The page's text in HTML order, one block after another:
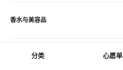
菜单 - 主导航
分类 心愿单
香水与美容品